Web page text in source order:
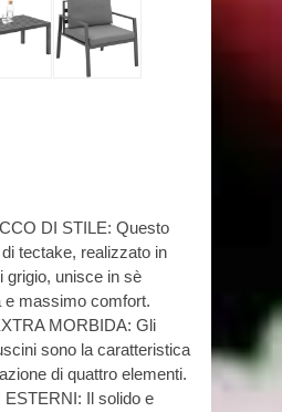
DI STILE: Questo
tectake, realizzato in
grigio, unisce in sè
e massimo comfort.
MORBIDA: Gli
sono la caratteristica
di quattro elementi.
Il solido e